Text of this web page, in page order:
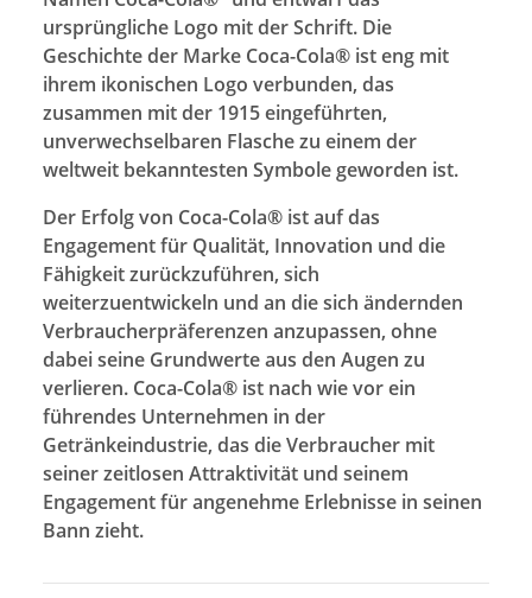
ursprüngliche Logo mit der Schrift. Die
Geschichte der Marke Coca-Cola® ist eng mit
ihrem ikonischen Logo verbunden, das
zusammen mit der 1915 eingeführten,
unverwechselbaren Flasche zu einem der
weltweit bekanntesten Symbole geworden ist.
Der Erfolg von Coca-Cola® ist auf das
Engagement für Qualität, Innovation und die
Fähigkeit zurückzuführen, sich
weiterzuentwickeln und an die sich ändernden
Verbraucherpräferenzen anzupassen, ohne
dabei seine Grundwerte aus den Augen zu
verlieren. Coca-Cola® ist nach wie vor ein
führendes Unternehmen in der
Getränkeindustrie, das die Verbraucher mit
seiner zeitlosen Attraktivität und seinem
Engagement für angenehme Erlebnisse in seinen
Bann zieht.